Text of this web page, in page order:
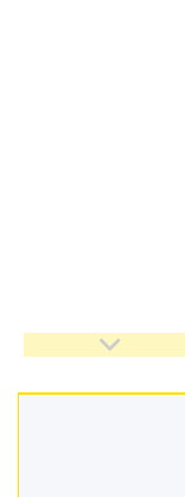
Бензорізи
Подрібнювачі